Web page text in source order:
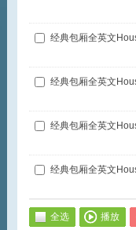
经典包厢全英文
经典包厢全英文
经典包厢全英文
全选 播放